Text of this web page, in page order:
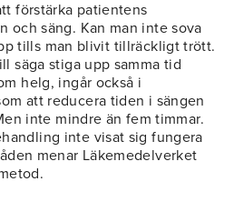
förstärka patientens
och säng. Kan man inte sova
tills man blivit tillräckligt trött.
säga stiga upp samma tid
helg, ingår också i
att reducera tiden i sängen
inte mindre än fem timmar.
inte visat sig fungera
menar Läkemedelverket